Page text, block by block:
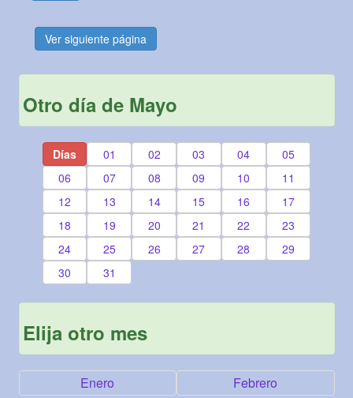
Ver siguiente página
Otro día de Mayo
Días 01 02 03 04
05
06
07 08 09 10
11
12
13 14 15 16
17
18
19 20 21 22
23
24
25 26 27 28
29
30
31
Elija otro mes
Enero Febrero